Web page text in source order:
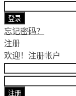
忘记密码？
注册
欢迎！ 注册帐户